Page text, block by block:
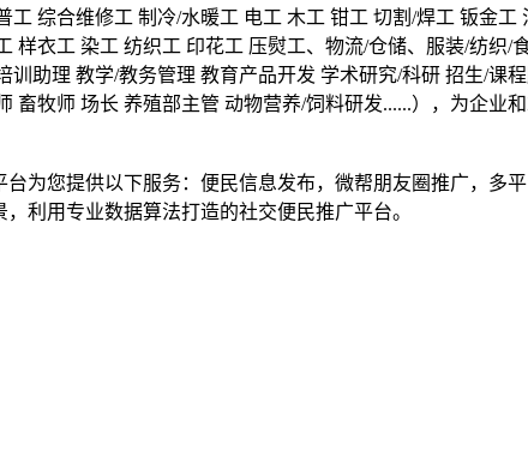
综合维修工 制冷/水暖工 电工 木工 钳工 切割/焊工 钣金
样衣工 染工 纺织工 印花工 压熨工、物流/仓储、服装/纺织
助理 教学/教务管理 教育产品开发 学术研究/科研 招生/课
畜牧师 场长 养殖部主管 动物营养/饲料研发......），为企业
为您提供以下服务：便民信息发布，微帮朋友圈推广，多
利用专业数据算法打造的社交便民推广平台。